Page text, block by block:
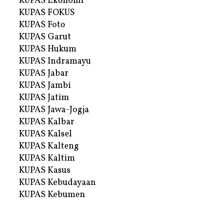
KUPAS FOKUS
KUPAS Foto
KUPAS Garut
KUPAS Hukum
KUPAS Indramayu
KUPAS Jabar
KUPAS Jambi
KUPAS Jatim
KUPAS Jawa-Jogja
KUPAS Kalbar
KUPAS Kalsel
KUPAS Kalteng
KUPAS Kaltim
KUPAS Kasus
KUPAS Kebudayaan
KUPAS Kebumen